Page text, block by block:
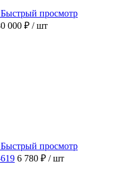
Быстрый просмотр
000 ₽ / шт
Быстрый просмотр
6 780 ₽ / шт